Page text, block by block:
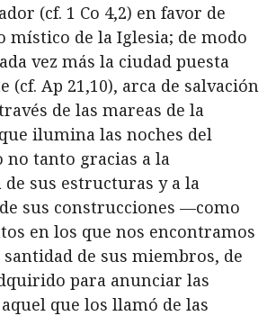
(cf. 1 Co 4,2) en favor de
místico de la Iglesia; de modo
vez más la ciudad puesta
(cf. Ap 21,10), arca de salvación
de las mareas de la
ilumina las noches del
no tanto gracias a la
sus estructuras y a la
sus construcciones —como
en los que nos encontramos
de sus miembros, de
para anunciar las
que los llamó de las